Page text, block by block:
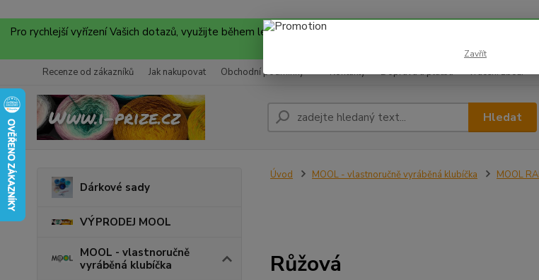
Pro rychlejší vyřízení Vašich dotazů, využijte během letních prázdnin náš email info@i-prize.cz. Děkujeme. !!!
Recenze od zákazníků Jak nakupovat Obchodní podmínky Kontakty Doprava a platba Vrácení zboží
Hledat
Dárkové sady
VÝPRODEJ MOOL
MOOL - vlastnoručně
vyráběná klubíčka
Úvod MOOL - vlastnoručně vyráběná klubíčka MOOL
Růžová
Zavřít